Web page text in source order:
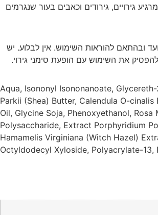
גירויים, גירודים וכאבים בעור שנגרמים
ובהתאם להוראות השימוש. אין לבלוע. יש
את השימוש עם הופעת סימני גירוי.
Aqua, Isononyl Isononanoate,
Parkii (Shea) Butter, Calendula O-
Oil, Glycine Soja, Phenoxyethanol,
Polysaccharide, Extract Porphyridium
Hamamelis Virginiana (Witch Hazel)
Octyldodecyl Xyloside, Polyacrylate-